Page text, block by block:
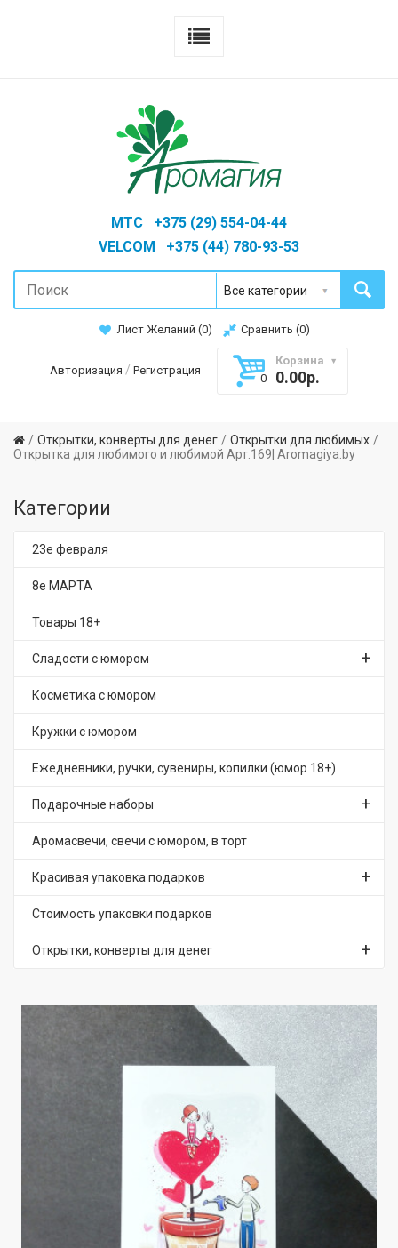
MTC +375 (29) 554-04-44
VELCOM +375 (44) 780-93-53
Лист Желаний (0) Сравнить (0)
Авторизация / Регистрация
Корзина
0
0.00р.
Открытки, конверты для денег
Открытки для любимых
Открытка для любимого и любимой Арт.169| Aromagiya.by
Категории
23е февраля
8е МАРТА
Товары 18+
Сладости с юмором
Косметика с юмором
Кружки с юмором
Ежедневники, ручки, сувениры, копилки (юмор 18+)
Подарочные наборы
Аромасвечи, свечи с юмором, в торт
Красивая упаковка подарков
Стоимость упаковки подарков
Открытки, конверты для денег